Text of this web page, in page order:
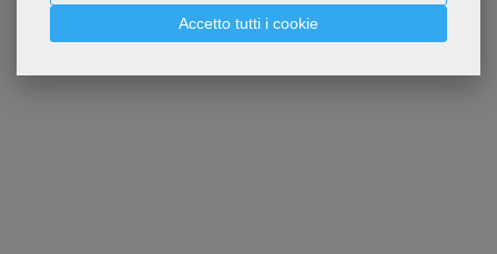
Accetto tutti i cookie